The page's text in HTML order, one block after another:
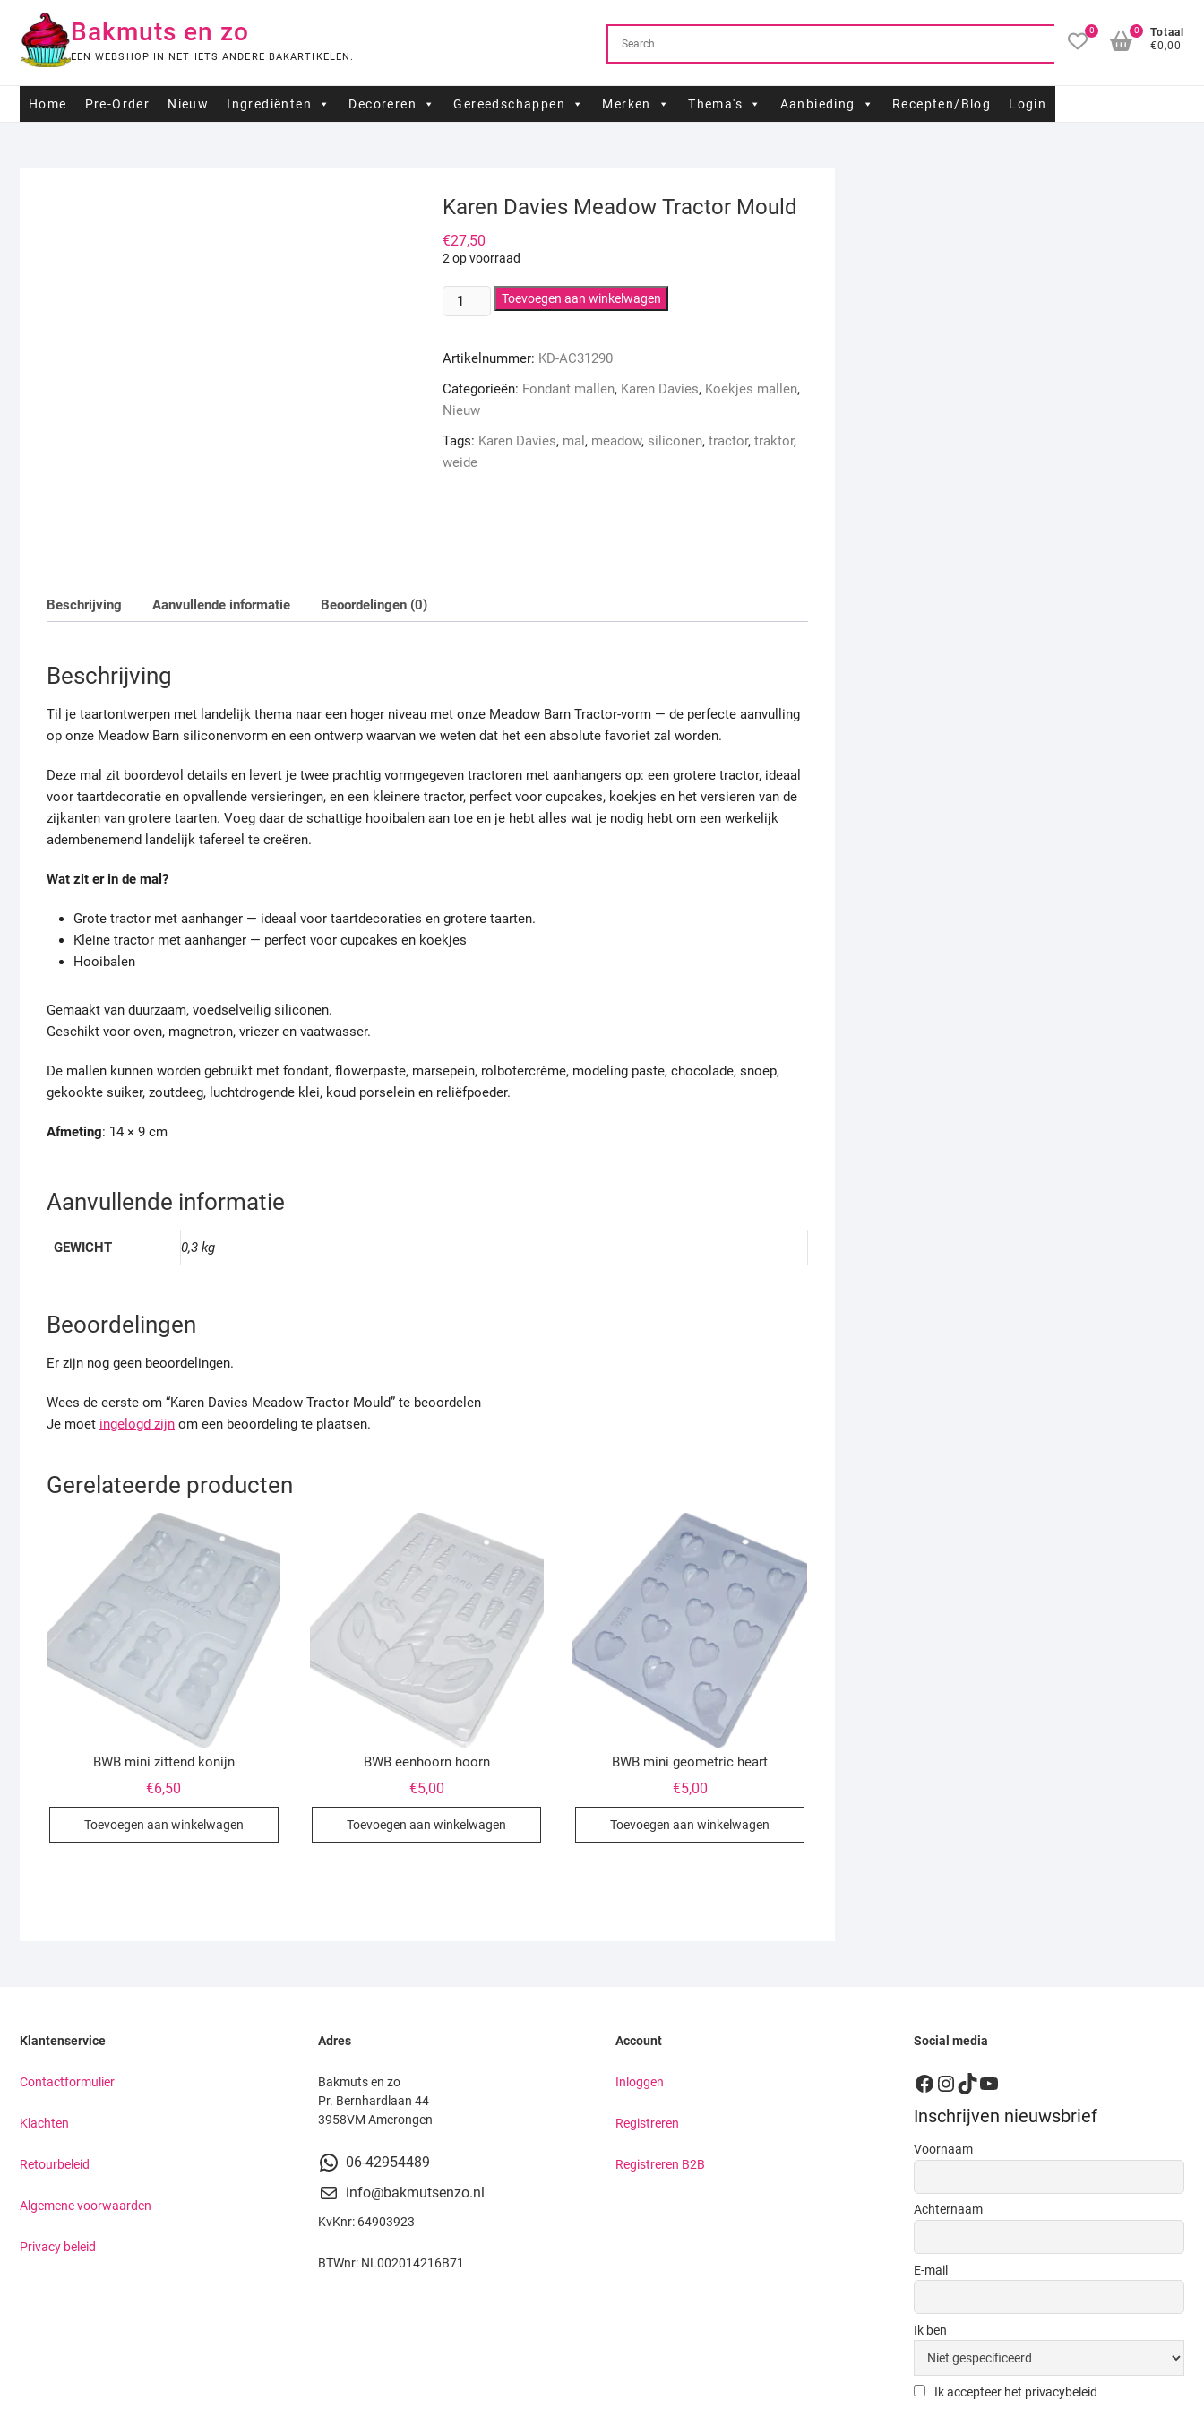
naar
Bakmuts en zo
EEN WEBSHOP IN NET IETS ANDERE BAKARTIKELEN.
0
Totaal
€0,00
0
Home Pre-Order Nieuw Ingrediënten Decoreren Gereedschappen Merken Thema's Aanbieding Recepten/Blog Login
Karen Davies Meadow Tractor Mould
€27,50
2 op voorraad
Karen
Davies
Tractor
Mould
aantal
Toevoegen aan winkelwagen
Artikelnummer: KD-AC31290
Categorieën: Fondant mallen, Karen Davies, Koekjes mallen,
Nieuw
Tags: Karen Davies, mal , meadow, siliconen, tractor, traktor,
weide
Beschrijving Aanvullende informatie Beoordelingen (0)
Beschrijving
Til je taartontwerpen met landelijk thema naar een hoger niveau met onze Meadow Barn Tractor-vorm — de perfecte aanvulling
op onze Meadow Barn siliconenvorm en een ontwerp waarvan we weten dat het een absolute favoriet zal worden.
Deze mal zit boordevol details en levert je twee prachtig vormgegeven tractoren met aanhangers op: een grotere tractor, ideaal
voor taartdecoratie en opvallende versieringen, en een kleinere tractor, perfect voor cupcakes, koekjes en het versieren van de
zijkanten van grotere taarten. Voeg daar de schattige hooibalen aan toe en je hebt alles wat je nodig hebt om een ​​werkelijk
adembenemend landelijk tafereel te creëren.
Wat zit er in de mal?
Grote tractor met aanhanger — ideaal voor taartdecoraties en grotere taarten.
Kleine tractor met aanhanger — perfect voor cupcakes en koekjes
Hooibalen
Gemaakt van duurzaam, voedselveilig siliconen.
Geschikt voor oven, magnetron, vriezer en vaatwasser.
De mallen kunnen worden gebruikt met fondant, flowerpaste, marsepein, rolbotercrème, modeling paste, chocolade, snoep,
gekookte suiker, zoutdeeg, luchtdrogende klei, koud porselein en reliëfpoeder.
Afmeting: 14 × 9 cm
Aanvullende informatie
GEWICHT 0,3 kg
Beoordelingen
Er zijn nog geen beoordelingen.
Wees de eerste om “Karen Davies Meadow Tractor Mould” te beoordelen
Je moet ingelogd zijn om een beoordeling te plaatsen.
Gerelateerde producten
BWB mini zittend konijn
€6,50
Toevoegen aan winkelwagen
BWB eenhoorn hoorn
€5,00
Toevoegen aan winkelwagen
BWB mini geometric heart
€5,00
Toevoegen aan winkelwagen
Klantenservice
Contactformulier
Klachten
Retourbeleid
Algemene voorwaarden
Privacy beleid
Adres
Bakmuts en zo
Pr. Bernhardlaan 44
3958VM Amerongen
06-42954489
info@bakmutsenzo.nl
KvKnr: 64903923
BTWnr: NL002014216B71
Account
Inloggen
Registreren
Registreren B2B
Social media
Facebook
Instagram
TikTok
YouTube
Inschrijven nieuwsbrief
Voornaam
Achternaam
E-mail
Ik ben
Ik accepteer het privacybeleid